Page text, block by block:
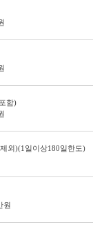
함)
외)(1일이상180일한도)
원